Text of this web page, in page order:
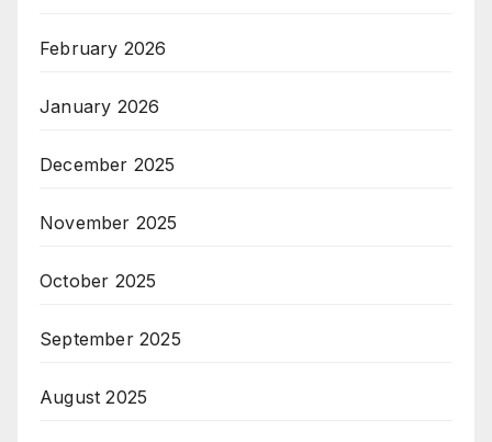
February 2026
January 2026
December 2025
November 2025
October 2025
September 2025
August 2025